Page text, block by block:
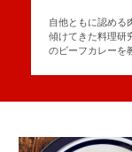
自他ともに認める
傾けてきた料理研
のビーフカレーを